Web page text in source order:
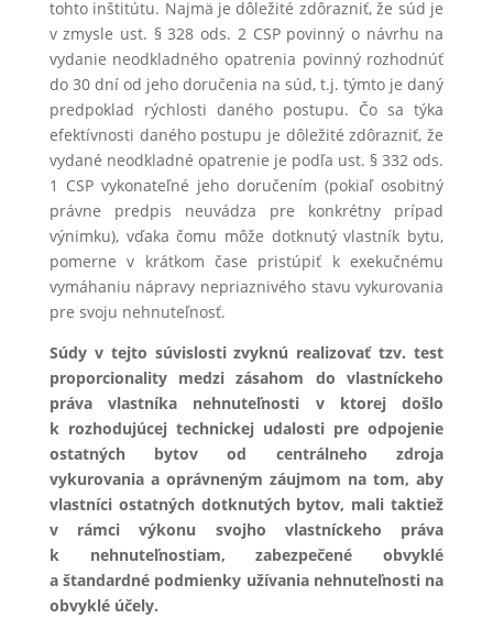
tohto inštitútu. Najmä je dôležité zdôrazniť, že súd je
v zmysle ust. § 328 ods. 2 CSP povinný o návrhu na
vydanie neodkladného opatrenia povinný rozhodnúť
do 30 dní od jeho doručenia na súd, t.j. týmto je daný
predpoklad rýchlosti daného postupu. Čo sa týka
efektívnosti daného postupu je dôležité zdôrazniť, že
vydané neodkladné opatrenie je podľa ust. § 332 ods.
1 CSP vykonateľné jeho doručením (pokiaľ osobitný
právne predpis neuvádza pre konkrétny prípad
výnimku), vďaka čomu môže dotknutý vlastník bytu,
pomerne v krátkom čase pristúpiť k exekučnému
vymáhaniu nápravy nepriaznivého stavu vykurovania
pre svoju nehnuteľnosť.
Súdy v tejto súvislosti zvyknú realizovať tzv. test
proporcionality medzi zásahom do vlastníckeho
práva vlastníka nehnuteľnosti v ktorej došlo
k rozhodujúcej technickej udalosti pre odpojenie
ostatných bytov od centrálneho zdroja
vykurovania a oprávneným záujmom na tom, aby
vlastníci ostatných dotknutých bytov, mali taktiež
v rámci výkonu svojho vlastníckeho práva
k nehnuteľnostiam, zabezpečené obvyklé
a štandardné podmienky užívania nehnuteľnosti na
obvyklé účely.